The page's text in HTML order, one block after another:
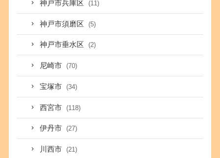
神戸市兵庫区 (11)
神戸市須磨区 (5)
神戸市垂水区 (2)
尼崎市 (70)
宝塚市 (34)
西宮市 (118)
伊丹市 (27)
川西市 (21)